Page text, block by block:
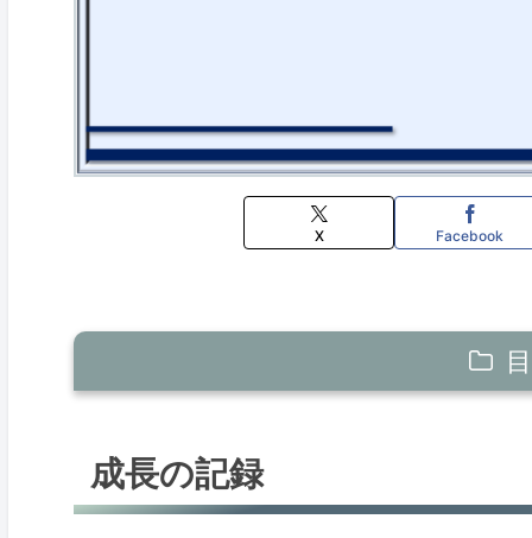
X Facebook
5/16 定植&行灯セット
5/19 本葉が増えてきた＆支柱セット
成長の記録